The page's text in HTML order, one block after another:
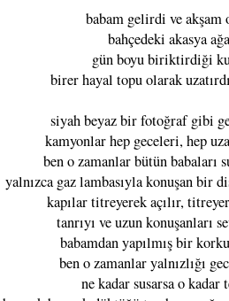
babam gelirdi ve akşam
bahçedeki akasya
gün boyu biriktirdiği
birer hayal topu olarak
siyah beyaz bir fotoğraf gibi
kamyonlar hep geceleri, hep
ben o zamanlar bütün babaları
yalnızca gaz lambasıyla konuşan bir
kapılar titreyerek açılır,
tanrıyı ve uzun konuşanları
babamdan yapılmış bir
ben o zamanlar yalnızlığı
ne kadar susarsa o kadar